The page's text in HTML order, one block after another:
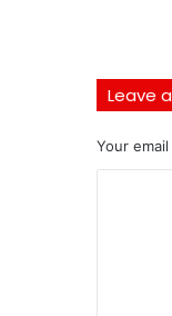
Leave
Your